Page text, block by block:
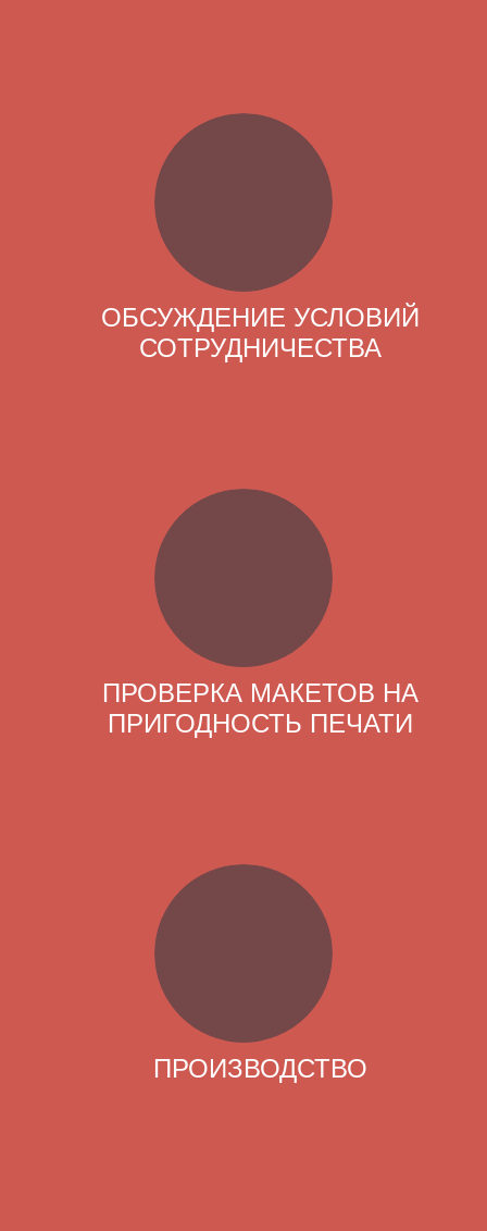
ОБСУЖДЕНИЕ УСЛОВИЙ
СОТРУДНИЧЕСТВА
ПРОВЕРКА МАКЕТОВ НА
ПРИГОДНОСТЬ ПЕЧАТИ
ПРОИЗВОДСТВО